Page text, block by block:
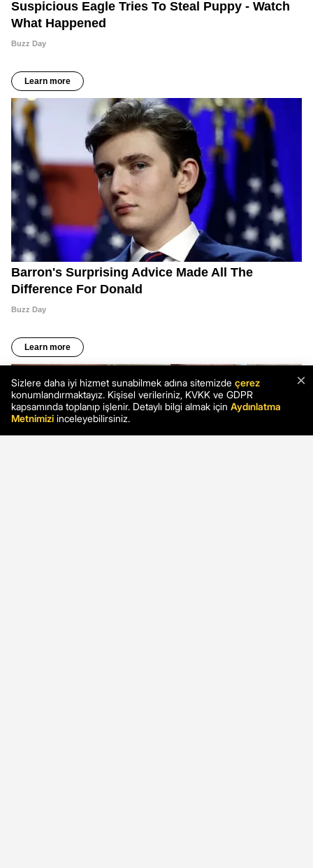
×
Sizlere daha iyi hizmet sunabilmek adına sitemizde çerez
konumlandırmaktayız. Kişisel verileriniz, KVKK ve GDPR
kapsamında toplanıp işlenir. Detaylı bilgi almak için Aydınlatma
Metnimizi inceleyebilirsiniz.